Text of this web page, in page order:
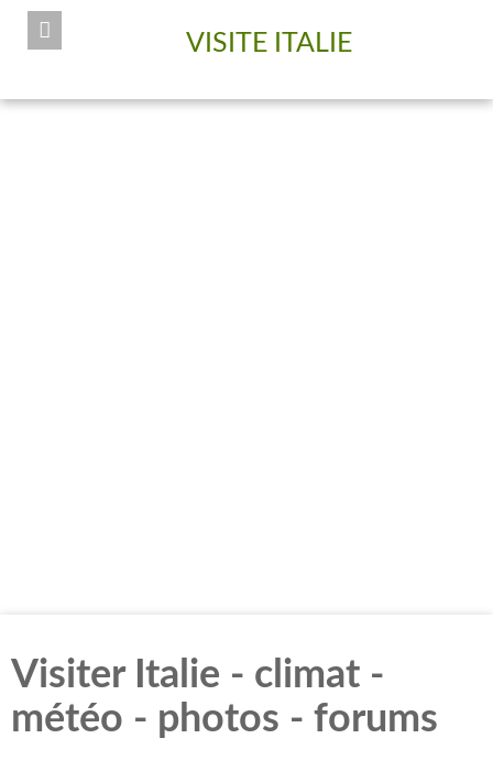
VISITE ITALIE
Visiter Italie - climat -
météo - photos - forums